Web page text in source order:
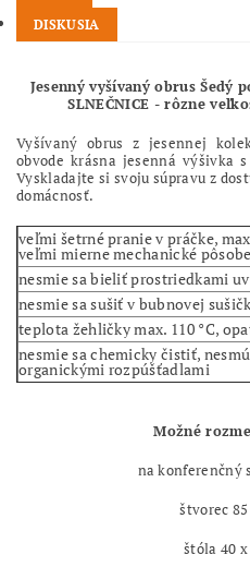
DISKUSIA
Jesenný vyšívaný obrus Šedý
SLNEČNICE - rôzne
Vyšívaný obrus z jesennej
obvode krásna jesenná výšivka
Vyskladajte si svoju súpravu z
domácnosť.
veľmi šetrné pranie v práčke,
veľmi mierne mechanické
nesmie sa bieliť prostriedkami
nesmie sa sušiť v bubnovej
teplota žehličky max. 110 °C,
nesmie sa chemicky čistiť,
organickými rozpúšťadlami
Možné
na konferenčný
štvorec
štóla 40